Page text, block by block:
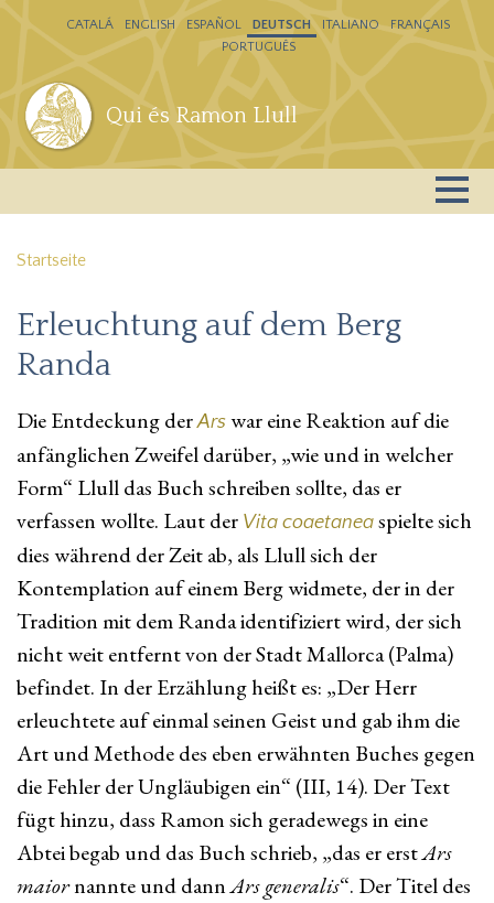
Direkt zum Inhalt
Qui és Ramon Llull
CATALÁ ENGLISH ESPAÑOL DEUTSCH ITALIANO
FRANÇAIS
PORTUGUÊS
Startseite
Erleuchtung auf dem Berg
Randa
Die Entdeckung derArs war eine Reaktion auf die
anfänglichen Zweifel darüber, „wie und in welcher
Form“ Llull das Buch schreiben sollte, das er
verfassen wollte. Laut der Vita coaetanea spielte sich
dies während der Zeit ab, als Llull sich der
Kontemplation auf einem Berg widmete, der in der
Tradition mit dem Randa identifiziert wird, der sich
nicht weit entfernt von der Stadt Mallorca (Palma)
befindet. In der Erzählung heißt es: „Der Herr
erleuchtete auf einmal seinen Geist und gab ihm die
Art und Methode des eben erwähnten Buches gegen
die Fehler der Ungläubigen ein“ (III, 14). Der Text
fügt hinzu, dass Ramon sich geradewegs in eine
Abtei begab und das Buch schrieb, „das er erstArs
maiornannte und dannArs generalis“. Der Titel des